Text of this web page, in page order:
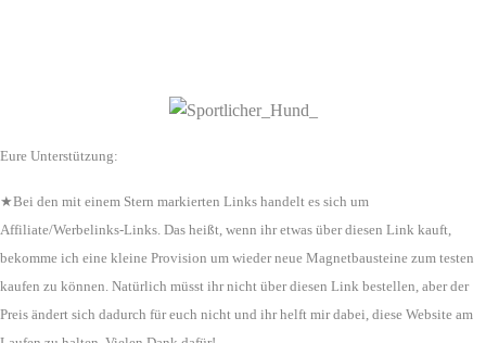
Eure Unterstützung:
★Bei den mit einem Stern markierten Links handelt es sich um
Affiliate/Werbelinks-Links. Das heißt, wenn ihr etwas über diesen Link kauft,
bekomme ich eine kleine Provision um wieder neue Magnetbausteine zum testen
kaufen zu können. Natürlich müsst ihr nicht über diesen Link bestellen, aber der
Preis ändert sich dadurch für euch nicht und ihr helft mir dabei, diese Website am